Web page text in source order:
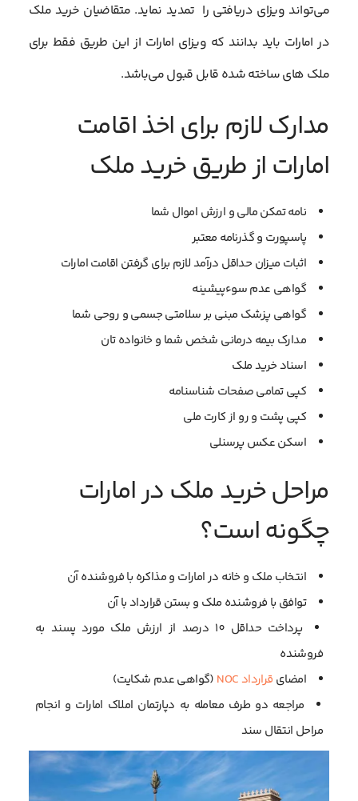
می‌تواند ویزای دریافتی را تمدید نماید. متقاضیان خرید ملک
در امارات باید بدانند که ویزای امارات از این طریق فقط برای
ملک های ساخته شده قابل قبول می‌باشد.
مدارک لازم برای اخذ اقامت
امارات از طریق خرید ملک
نامه تمکن مالی و ارزش اموال شما
پاسپورت و گذرنامه معتبر
اثبات میزان حداقل درآمد لازم برای گرفتن اقامت امارات
گواهی عدم سوءپیشینه
گواهی پزشک مبنی بر سلامتی جسمی و روحی شما
مدارک بیمه درمانی شخص شما و خانواده تان
اسناد خرید ملک
کپی تمامی صفحات شناسنامه
کپی پشت و رو از کارت ملی
اسکن عکس پرسنلی
مراحل خرید ملک در امارات
چگونه است؟
انتخاب ملک و خانه در امارات و مذاکره با فروشنده آن
توافق با فروشنده ملک و بستن قرارداد با آن
پرداخت حداقل 10 درصد از ارزش ملک مورد پسند به
فروشنده
امضای قرارداد NOC
(گواهی عدم شکایت)
مراجعه دو طرف معامله به دپارتمان املاک امارات و انجام
مراحل انتقال سند